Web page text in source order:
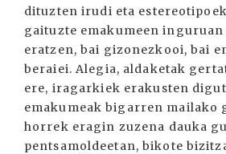
dituzten irudi eta
gaituzte emakumeen
eratzen, bai gizonezkooi, bai
beraiei. Alegia, aldaketak
ere, iragarkiek erakusten
emakumeak bigarren mailako
horrek eragin zuzena dauka
pentsamoldeetan, bikote